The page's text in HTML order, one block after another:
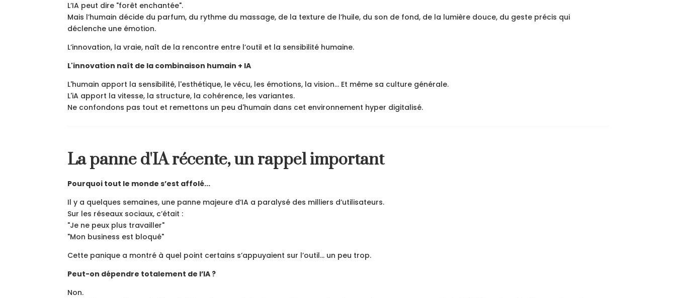
L’IA peut dire "forêt enchantée".
Mais l’humain décide du parfum, du rythme du massage, de la texture de l’huile, du son de fond, de la lumière douce, du geste précis qui
déclenche une émotion.
L’innovation, la vraie, naît de la rencontre entre l’outil et la sensibilité humaine.
L'innovation naît de la combinaison humain + IA
L'humain apport la sensibilité, l'esthétique, le vécu, les émotions, la vision... Et même sa culture générale.
L'iA apport la vitesse, la structure, la cohérence, les variantes.
Ne confondons pas tout et remettons un peu d'humain dans cet environnement hyper digitalisé.
La panne d'IA récente, un rappel important
Pourquoi tout le monde s’est affolé...
Il y a quelques semaines, une panne majeure d’IA a paralysé des milliers d’utilisateurs.
Sur les réseaux sociaux, c’était :
"Je ne peux plus travailler"
"Mon business est bloqué"
Cette panique a montré à quel point certains s’appuyaient sur l’outil… un peu trop.
Peut-on dépendre totalement de l’IA ?
Non.